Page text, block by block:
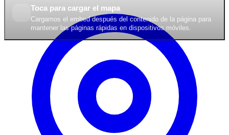
Toca para cargar el mapa
Cargamos el embed después del contenido de la página para
mantener las páginas rápidas en dispositivos móviles.